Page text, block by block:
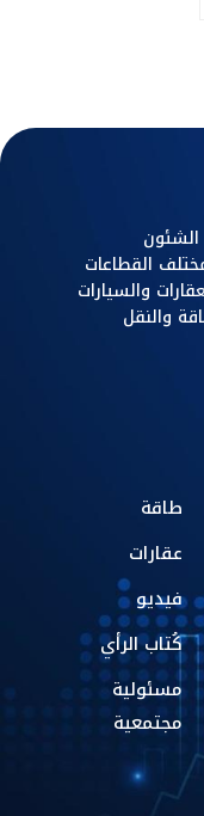
القطاعات
والسيارات
والنقل
طاقة
عقارات
فيديو
كُتاب الرأي
مسئولية
مجتمعية